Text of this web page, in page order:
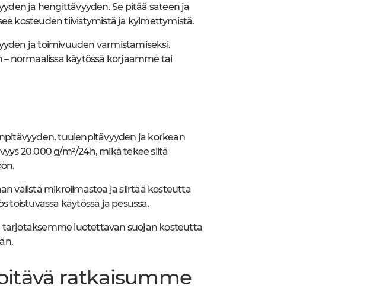
ja hengittävyyden. Se pitää sateen ja
kosteuden tiivistymistä ja kylmettymistä.
ja toimivuuden varmistamiseksi.
normaalissa käytössä korjaamme tai
tuulenpitävyyden ja korkean
20 000 g/m²/24h, mikä tekee siitä
välistä mikroilmastoa ja siirtää kosteutta
toistuvassa käytössä ja pesussa.
luotettavan suojan kosteutta
ratkaisumme